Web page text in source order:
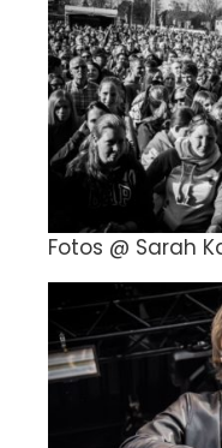
Fotos @ Sarah